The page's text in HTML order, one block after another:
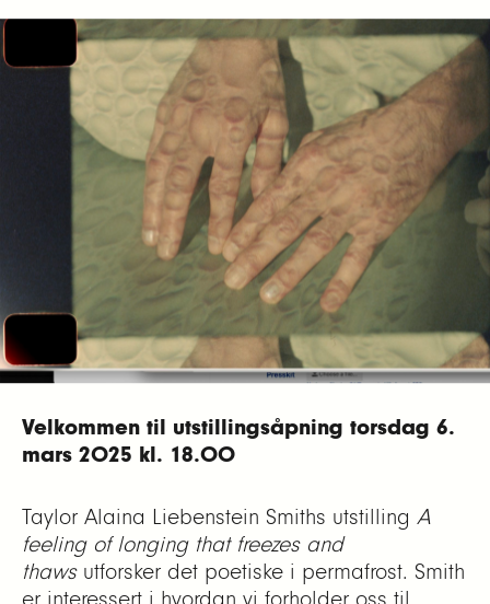
Dato: 07.03 – 23.03.2025
Sted: Atelier Nord, Olaf Ryes plass 2 (inngang
fra Sofienberggata)
Åpningstider: Torsdag og fredag 15-18, lørdag
og søndag 12-17
Velkommen til utstillingsåpning torsdag 6.
mars 2025 kl. 18.00
Taylor Alaina Liebenstein Smiths utstilling A
feeling of longing that freezes and
thawsutforsker det poetiske i permafrost. Smith
er interessert i hvordan vi forholder oss til